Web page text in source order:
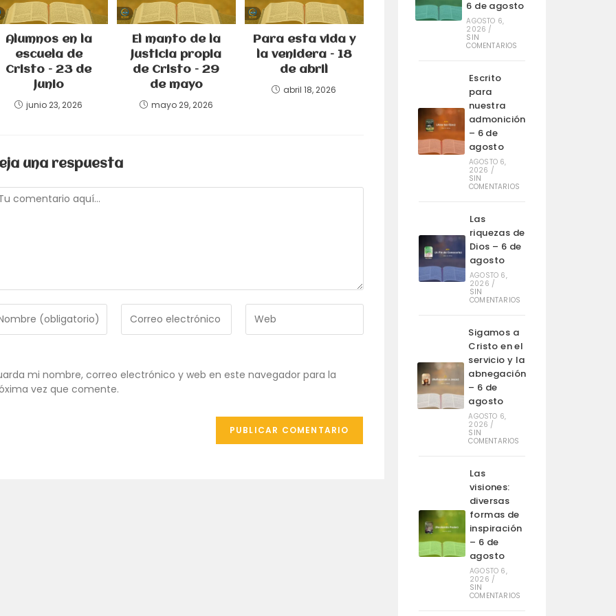
Alumnos en la
escuela de
Cristo – 23 de
junio
junio 23, 2026
El manto de la
justicia propia
de Cristo – 29
de mayo
mayo 29, 2026
Para esta vida y
la venidera – 18
de abril
abril 18, 2026
una respuesta
dirección
correo
electrónico
URL
web
mi nombre, correo electrónico y web en este navegador para la
vez que comente.
6 de agosto
AGOSTO 6,
2026 /
SIN
COMENTARIOS
Escrito
para
nuestra
admonición
– 6 de
agosto
AGOSTO 6,
2026 /
SIN
COMENTARIOS
Las
riquezas de
Dios – 6 de
agosto
AGOSTO 6,
2026 /
SIN
COMENTARIOS
Sigamos a
Cristo en el
servicio y la
abnegación
– 6 de
agosto
AGOSTO 6,
2026 /
SIN
COMENTARIOS
Las
visiones:
diversas
formas de
inspiración
– 6 de
agosto
AGOSTO 6,
2026 /
SIN
COMENTARIOS